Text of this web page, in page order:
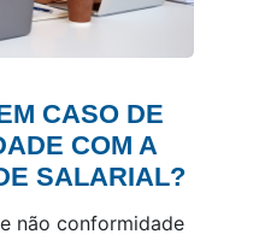
CASO DE
COM A
SALARIAL?
não conformidade